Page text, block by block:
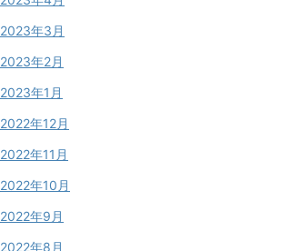
2023年3月
2023年2月
2023年1月
2022年12月
2022年11月
2022年10月
2022年9月
2022年8月